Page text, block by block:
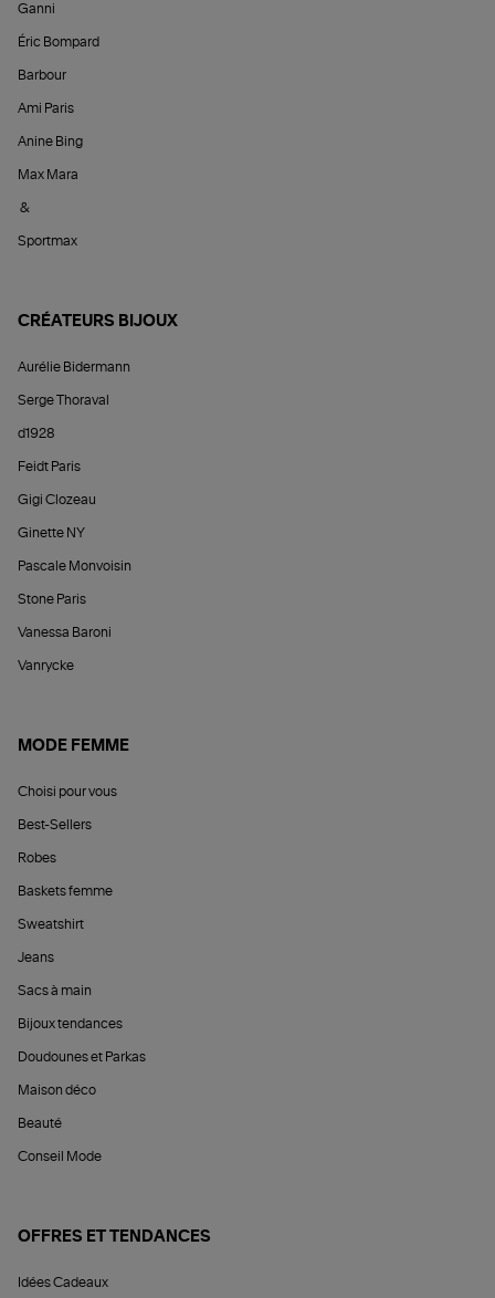
Ganni
Éric Bompard
Barbour
Ami Paris
Anine Bing
Max Mara
&
Sportmax
CRÉATEURS BIJOUX
Aurélie Bidermann
Serge Thoraval
d1928
Feidt Paris
Gigi Clozeau
Ginette NY
Pascale Monvoisin
Stone Paris
Vanessa Baroni
Vanrycke
MODE FEMME
Choisi pour vous
Best-Sellers
Robes
Baskets femme
Sweatshirt
Jeans
Sacs à main
Bijoux tendances
Doudounes et Parkas
Maison déco
Beauté
Conseil Mode
OFFRES ET TENDANCES
Idées Cadeaux